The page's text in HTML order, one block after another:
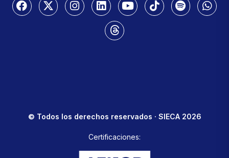
© Todos los derechos reservados · SIECA 2026
Certificaciones: